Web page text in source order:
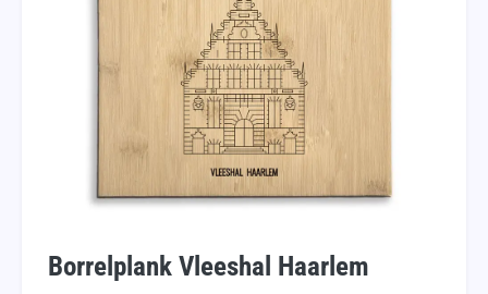
Borrelplank Vleeshal Haarlem